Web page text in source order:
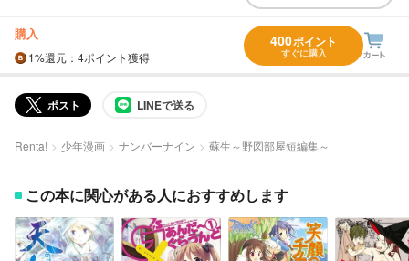
購入
1%還元 ：4ポイント獲得
400ポイント
すぐに購入
ポスト LINEで送る
Renta! 少年漫画 ナンバーナイン 蘇生～野図部屋短編集～
この本に関心がある人におすすめします